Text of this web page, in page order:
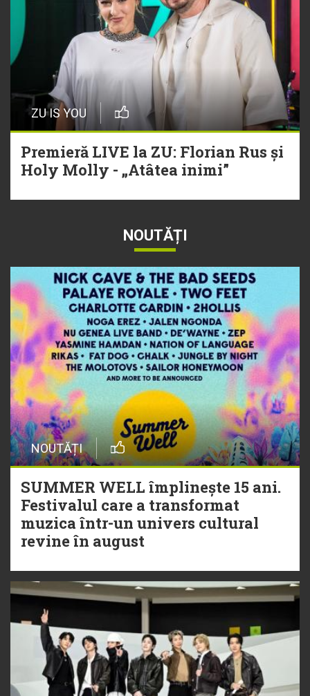
ZU IS YOU
Premieră LIVE la ZU: Florian Rus și
Holy Molly - „Atâtea inimi”
NOUTĂȚI
NOUTĂȚI
SUMMER WELL împlinește 15 ani.
Festivalul care a transformat
muzica într-un univers cultural
revine în august